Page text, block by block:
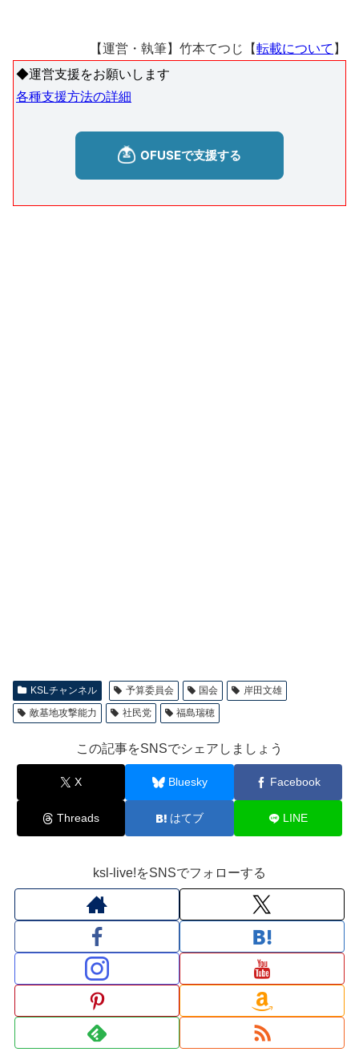
【運営・執筆】竹本てつじ【転載について 】
◆運営支援をお願いします
各種支援方法の詳細
KSLチャンネル 予算委員会 国会
岸田文雄
敵基地攻撃能力
社民党 福島瑞穂
この記事をSNSでシェアしましょう
X Bluesky Facebook
Threads はてブ LINE
ksl-live!をSNSでフォローする